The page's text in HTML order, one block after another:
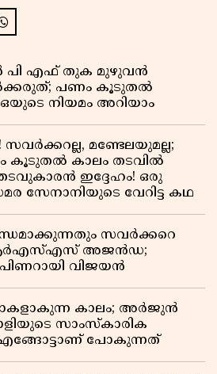
പി എഫ് തുക മുഴുവൻ
പണം കൂടുതൽ
നിയമം അറിയാം
മണ്ടേലയുമല്ല;
കൂടുതൽ കാലം തടവിൽ
ഇദ്ദേഹം! ഒരു
സേനാനിയുടെ വേറിട്ട കഥ
സവർക്കറെ
അജൻഡ;
വിജയൻ
കാലം; അർജുൻ
സാംസ്കാരിക
എങ്ങോട്ടാണ് പോകുന്നത്